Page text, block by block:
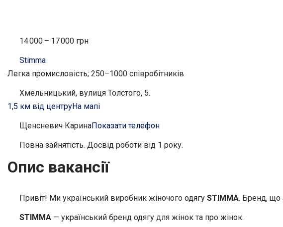
14 000 – 17 000 грн
Stimma
Легка промисловість; 250–1000 співробітників
Хмельницький, вулиця Толстого, 5.
1,5 км від центруНа мапі
Щенсневич КаринаПоказати телефон
Повна зайнятість. Досвід роботи від 1 року.
Опис вакансії
Привіт! Ми український виробник жіночого одягу STIMMA. Бренд, що
STIMMA — український бренд одягу для жінок та про жінок.